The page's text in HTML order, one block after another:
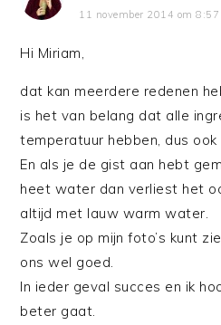
11 november 2014 om 8:57
Hi Miriam,
dat kan meerdere redenen
is het van belang dat alle
temperatuur hebben, dus
En als je de gist aan hebt
heet water dan verliest het
altijd met lauw warm water.
Zoals je op mijn foto’s kunt
ons wel goed.
In ieder geval succes en ik
beter gaat.